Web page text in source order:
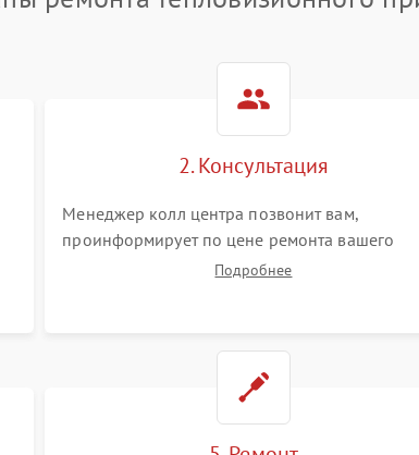
2. Консультация
Менеджер колл центра позвонит вам,
проинформирует по цене ремонта вашего
тепловизионного прицела а также ответит на
Подробнее